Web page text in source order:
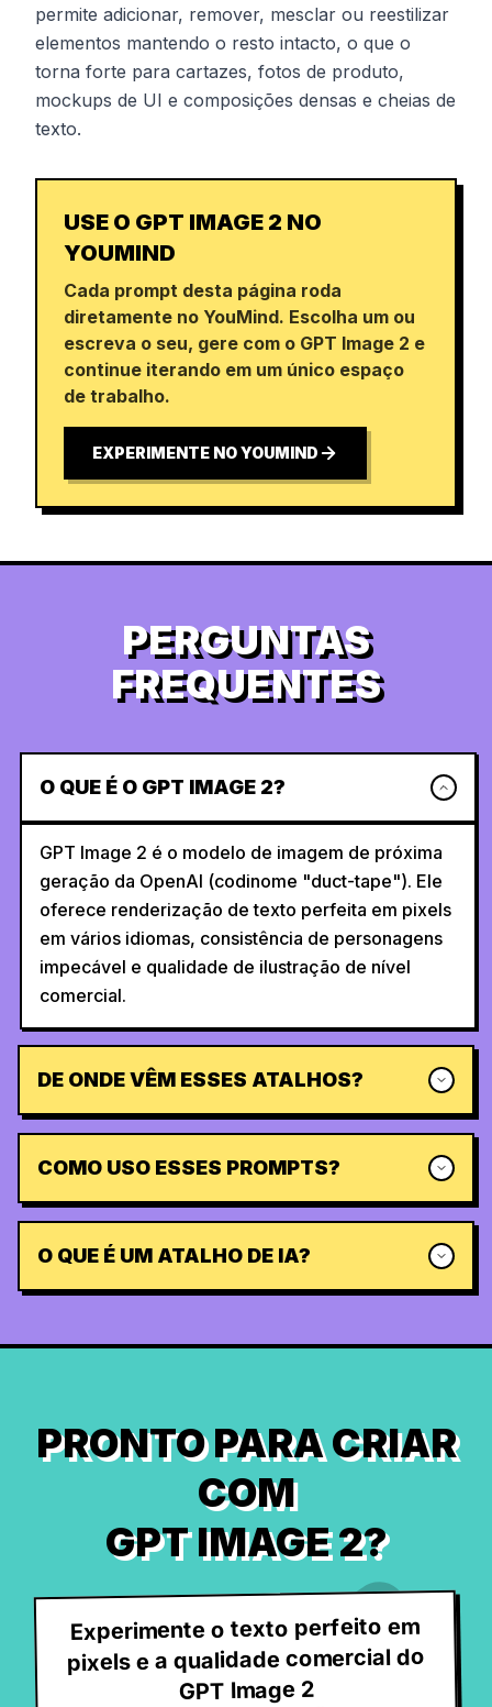
permite adicionar, remover, mesclar ou reestilizar
elementos mantendo o resto intacto, o que o
torna forte para cartazes, fotos de produto,
mockups de UI e composições densas e cheias de
texto.
USE O GPT IMAGE 2 NO
YOUMIND
Cada prompt desta página roda
diretamente no YouMind. Escolha um ou
escreva o seu, gere com o GPT Image 2 e
continue iterando em um único espaço
de trabalho.
EXPERIMENTE NO YOUMIND
PERGUNTAS
FREQUENTES
O QUE É O GPT IMAGE 2?
GPT Image 2 é o modelo de imagem de próxima
geração da OpenAI (codinome "duct-tape"). Ele
oferece renderização de texto perfeita em pixels
em vários idiomas, consistência de personagens
impecável e qualidade de ilustração de nível
comercial.
DE ONDE VÊM ESSES ATALHOS?
COMO USO ESSES PROMPTS?
O QUE É UM ATALHO DE IA?
PRONTO PARA CRIAR
COM
GPT IMAGE 2?
Experimente o texto perfeito em
pixels e a qualidade comercial do
GPT Image 2